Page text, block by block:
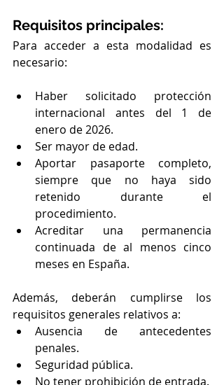
Requisitos principales:
Para acceder a esta modalidad es
necesario:
Haber solicitado protección
internacional antes del 1 de
enero de 2026.
Ser mayor de edad.
Aportar pasaporte completo,
siempre que no haya sido
retenido durante el
procedimiento.
Acreditar una permanencia
continuada de al menos cinco
meses en España.
Además, deberán cumplirse los
requisitos generales relativos a:
Ausencia de antecedentes
penales.
Seguridad pública.
No tener prohibición de entrada.